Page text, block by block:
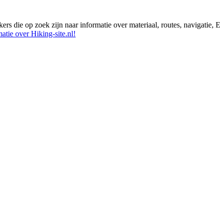
die op zoek zijn naar informatie over materiaal, routes,
over Hiking-site.nl!